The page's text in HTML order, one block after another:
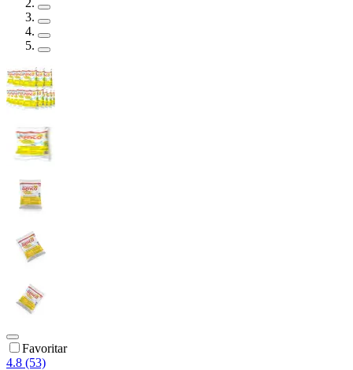
Favoritar
4.8 (53)